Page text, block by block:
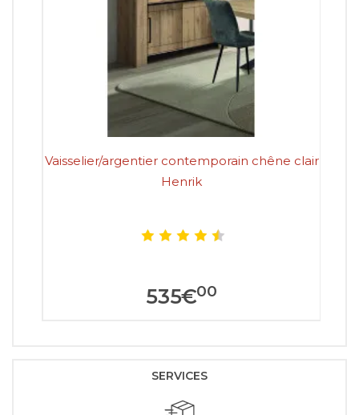
Vaisselier/argentier contemporain chêne clair
Henrik
535€00
SERVICES